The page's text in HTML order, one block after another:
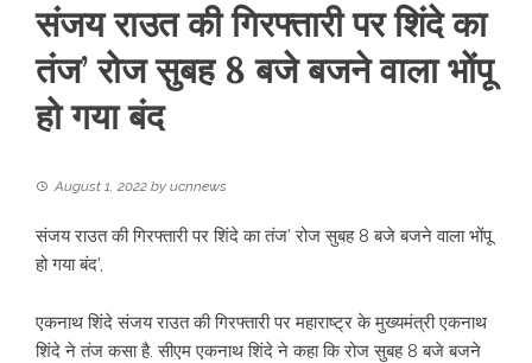
संजय राउत की गिरफ्तारी पर शिंदे का
तंज’ रोज सुबह 8 बजे बजने वाला भोंपू
हो गया बंद
August 1, 2022 by ucnnews
संजय राउत की गिरफ्तारी पर शिंदे का तंज’ रोज सुबह 8 बजे बजने वाला भोंपू
हो गया बंद’,
एकनाथ शिंदे संजय राउत की गिरफ्तारी पर महाराष्ट्र के मुख्यमंत्री एकनाथ
शिंदे ने तंज कसा है. सीएम एकनाथ शिंदे ने कहा कि रोज सुबह 8 बजे बजने